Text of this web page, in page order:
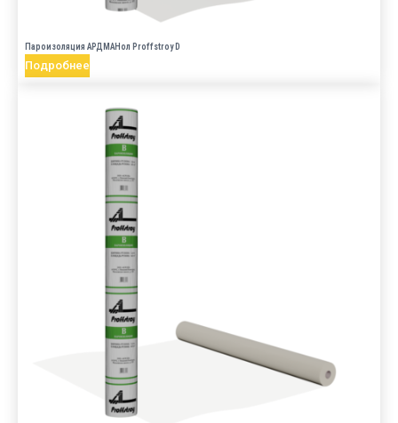
Пароизоляция АРДМАНол Proffstroy D
Подробнее